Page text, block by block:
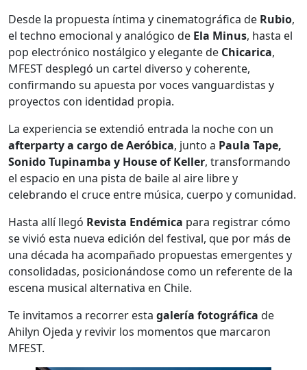
Desde la propuesta íntima y cinematográfica de Rubio,
el techno emocional y analógico de Ela Minus, hasta el
pop electrónico nostálgico y elegante de Chicarica,
MFEST desplegó un cartel diverso y coherente,
confirmando su apuesta por voces vanguardistas y
proyectos con identidad propia.
La experiencia se extendió entrada la noche con un
afterparty a cargo de Aeróbica, junto a Paula Tape,
Sonido Tupinamba y House of Keller, transformando
el espacio en una pista de baile al aire libre y
celebrando el cruce entre música, cuerpo y comunidad.
Hasta allí llegó Revista Endémica para registrar cómo
se vivió esta nueva edición del festival, que por más de
una década ha acompañado propuestas emergentes y
consolidadas, posicionándose como un referente de la
escena musical alternativa en Chile.
Te invitamos a recorrer esta galería fotográfica de
Ahilyn Ojeda y revivir los momentos que marcaron
MFEST.